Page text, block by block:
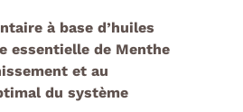
à base d’huiles
essentielle de Menthe
et au
du système